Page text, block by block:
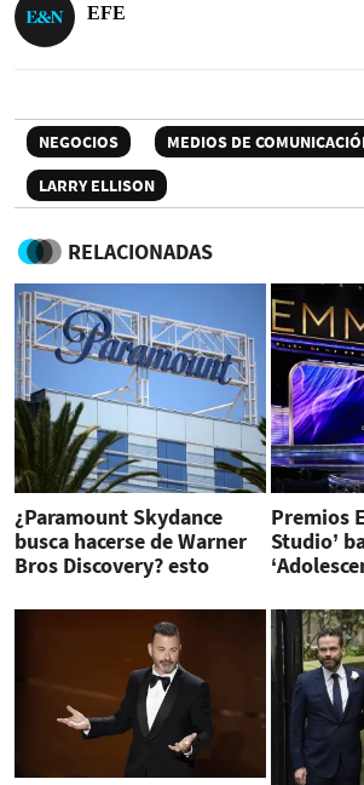
EFE
NEGOCIOS MEDIOS DE
LARRY ELLISON
RELACIONADAS
¿Paramount Skydance
busca hacerse de Warner
Bros Discovery? esto
Premios
Studio’